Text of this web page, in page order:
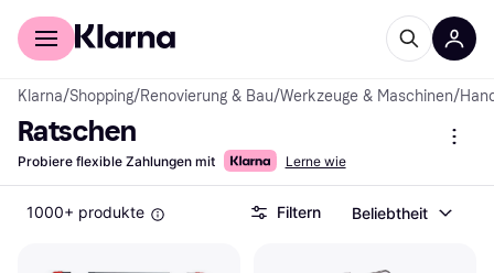
Für Shopper
Klarna/Shopping/Renovierung & Bau/Werkzeuge & Maschinen/
Ratschen
Probiere flexible Zahlungen mit Lerne wie
1000+ produkte Filtern Beliebtheit